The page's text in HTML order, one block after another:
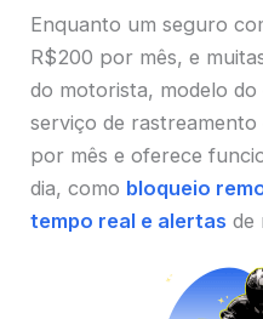
Enquanto um seguro
R$200 por mês, e
do motorista, modelo
serviço de
por mês e oferece
dia, como bloqueio
tempo real e alertas de